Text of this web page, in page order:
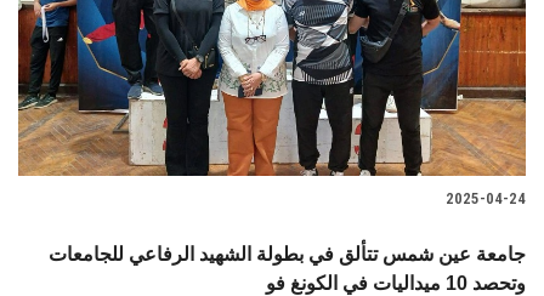
الطلاب
هيئة التدريس
الدراسات العليا
2025-04-24
جامعة عين شمس تتألق في بطولة الشهيد الرفاعي للجامعات
وتحصد 10 ميداليات في الكونغ فو